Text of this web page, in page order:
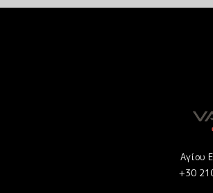
Αγίου
+30